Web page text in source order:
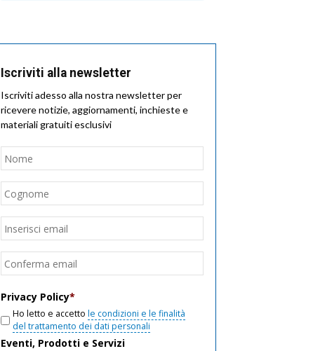
Iscriviti alla newsletter
Iscriviti adesso alla nostra newsletter per
ricevere notizie, aggiornamenti, inchieste e
materiali gratuiti esclusivi
Nome
Email
Privacy Policy*
Ho letto e accetto le condizioni e le finalità
del trattamento dei dati personali
Eventi, Prodotti e Servizi